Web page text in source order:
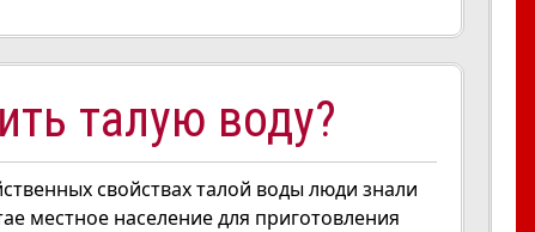
талую воду?
свойствах талой воды люди знали
местное население для приготовления